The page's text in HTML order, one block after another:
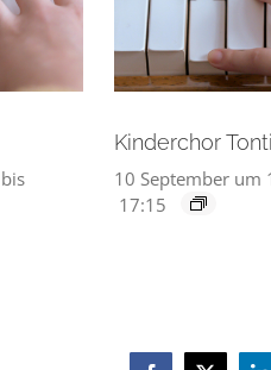
bis
Kinderchor
10 September um
17:15